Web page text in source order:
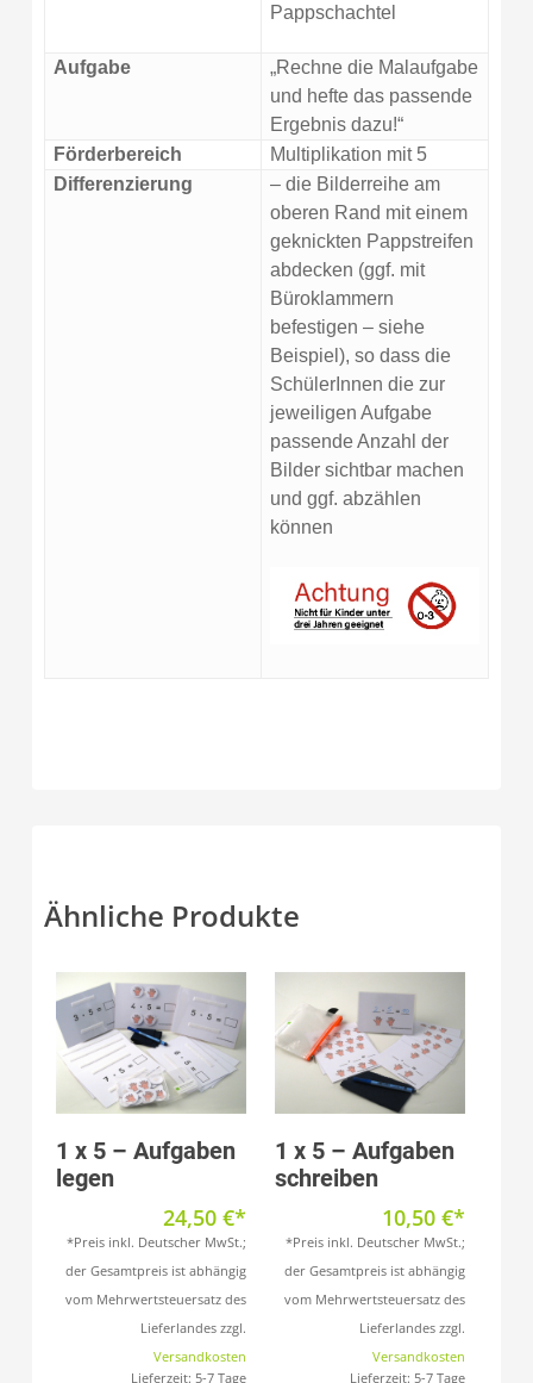
Pappschachtel
Aufgabe
„Rechne die Malaufgabe
und hefte das passende
Ergebnis dazu!“
Förderbereich
Multiplikation mit 5
Differenzierung
– die Bilderreihe am
oberen Rand mit einem
geknickten Pappstreifen
abdecken (ggf. mit
Büroklammern
befestigen – siehe
Beispiel), so dass die
SchülerInnen die zur
jeweiligen Aufgabe
passende Anzahl der
Bilder sichtbar machen
und ggf. abzählen
können
Ähnliche Produkte
Produkt anzeigen
1 x 5 – Aufgaben
legen
24,50 €
*Preis inkl. Deutscher MwSt.;
der Gesamtpreis ist abhängig
vom Mehrwertsteuersatz des
Lieferlandes zzgl.
Versandkosten
Lieferzeit: 5-7 Tage
Produkt anzeigen
1 x 5 – Aufgaben
schreiben
10,50 €
*Preis inkl. Deutscher MwSt.;
der Gesamtpreis ist abhängig
vom Mehrwertsteuersatz des
Lieferlandes zzgl.
Versandkosten
Lieferzeit: 5-7 Tage